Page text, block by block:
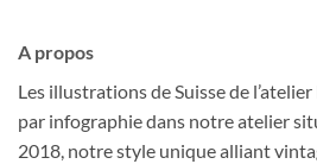
A propos
Les illustrations de Suisse de
par infographie dans notre atelier
2018, notre style unique alliant